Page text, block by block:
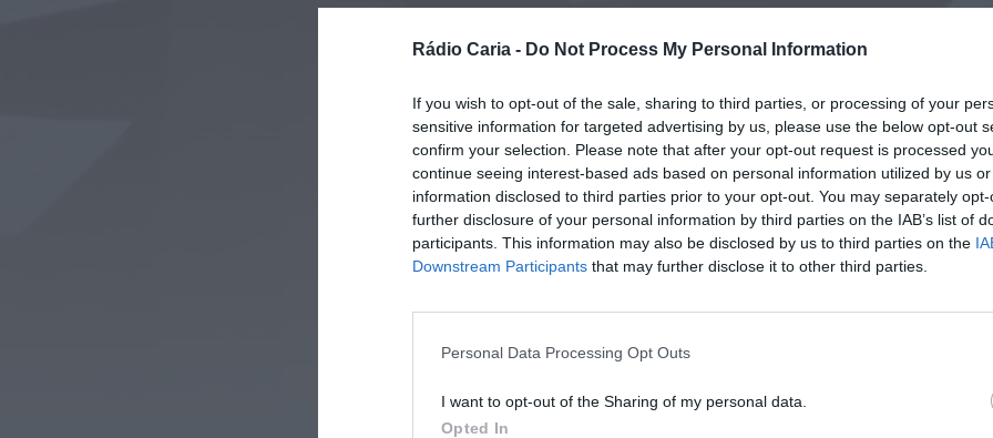
Rádio Caria - Do Not Process My Personal Information
If you wish to opt-out of the sale, sharing to third parties, or processing of your
sensitive information for targeted advertising by us, please use the below opt-out
confirm your selection. Please note that after your opt-out request is processed
continue seeing interest-based ads based on personal information utilized by us
information disclosed to third parties prior to your opt-out. You may separately
further disclosure of your personal information by third parties on the IAB’s list of
participants. This information may also be disclosed by us to third parties on the
Downstream Participants that may further disclose it to other third parties.
Personal Data Processing Opt Outs
I want to opt-out of the Sharing of my personal data.
Opted In